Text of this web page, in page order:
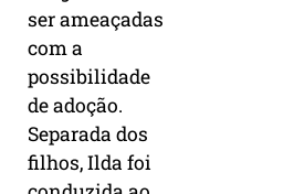
ser ameaçadas
com a
possibilidade
de adoção.
Separada dos
filhos, Ilda foi